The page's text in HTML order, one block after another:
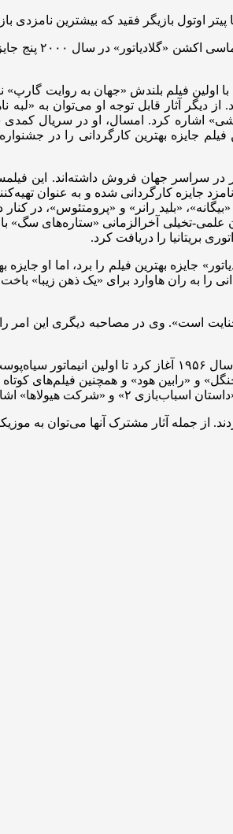
اسکات ۳ نامزدی
فعالیت می‌کند و بیش از ۱۰۰ فیلم در کارنامه دارد. وی با
اشاره کرد. امسال، او در سریال
فیلم جایزه بهترین کارگردانی را در
نامزد جایزه کارگردانی شده و به عنوان
«بلید رانر» و «پرومتئوس»، در
علمی-تخیلی آخرالزمانی «ستاره‌های
اسکات تا به حال برای بردن مجسمه طلایی داشته، سال ۲۰۰۱ بود که
است». وی در مصاحبه دیگری این امر را
نورمن، انیماتور و هنرمند استوری‌بورد، فعالیت ۶۵ ساله خود را در
هیولاها» اشاره کرد.